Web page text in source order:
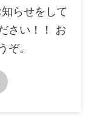
らせをして
さい！！ お
ぞ。